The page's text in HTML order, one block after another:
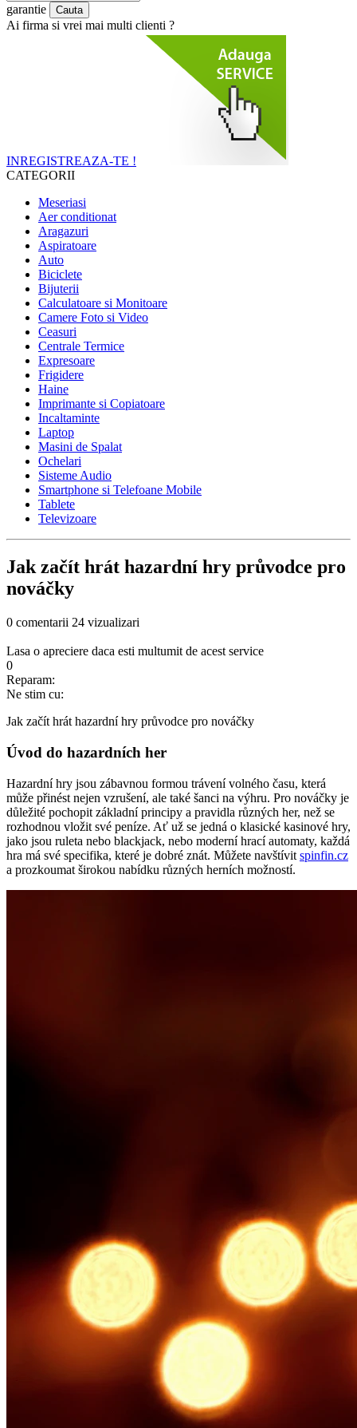
garantie
Ai firma si vrei mai multi clienti ?
INREGISTREAZA-TE !
CATEGORII
Meseriasi
Aer conditionat
Aragazuri
Aspiratoare
Auto
Biciclete
Bijuterii
Calculatoare si Monitoare
Camere Foto si Video
Ceasuri
Centrale Termice
Expresoare
Frigidere
Haine
Imprimante si Copiatoare
Incaltaminte
Laptop
Masini de Spalat
Ochelari
Sisteme Audio
Smartphone si Telefoane Mobile
Tablete
Televizoare
Jak začít hrát hazardní hry průvodce pro
nováčky
0 comentarii 24 vizualizari
Lasa o apreciere daca esti multumit de acest service
0
Reparam:
Ne stim cu:
Jak začít hrát hazardní hry průvodce pro nováčky
Úvod do hazardních her
Hazardní hry jsou zábavnou formou trávení volného času, která
může přinést nejen vzrušení, ale také šanci na výhru. Pro nováčky je
důležité pochopit základní principy a pravidla různých her, než se
rozhodnou vložit své peníze. Ať už se jedná o klasické kasinové hry,
jako jsou ruleta nebo blackjack, nebo moderní hrací automaty, každá
hra má své specifika, které je dobré znát. Můžete navštívit spinfin.cz
a prozkoumat širokou nabídku různých herních možností.